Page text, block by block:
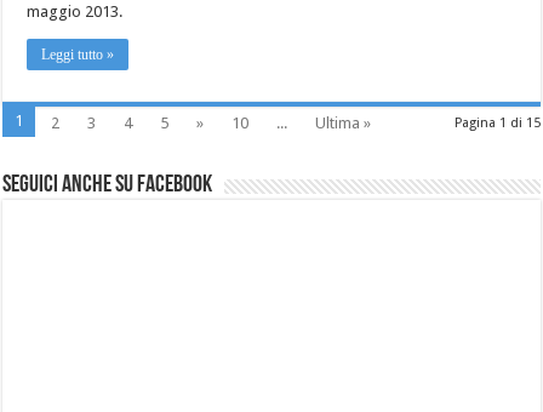
maggio 2013.
Leggi tutto »
Pagina 1 di 15
1 2 3 4 5 » 10 ... Ultima »
Seguici anche su Facebook